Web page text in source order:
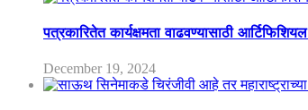
पत्रकारितेत कार्यक्षमता वाढवण्यासाठी
December 19, 2024